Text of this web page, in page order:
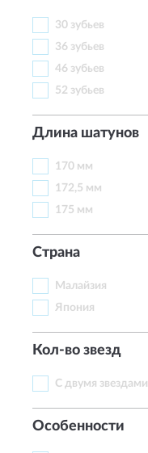
30 зубьев
36 зубьев
46 зубьев
52 зубьев
Длина шатунов
170 мм
172,5 мм
175 мм
Страна
Малайзия
Япония
Кол-во звезд
С двумя звездами
Особенности